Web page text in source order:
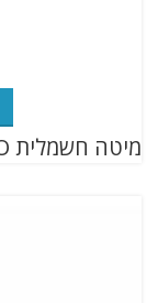
מיטה חשמלית HI-LO דגם – WESTFALIA CLASSIC